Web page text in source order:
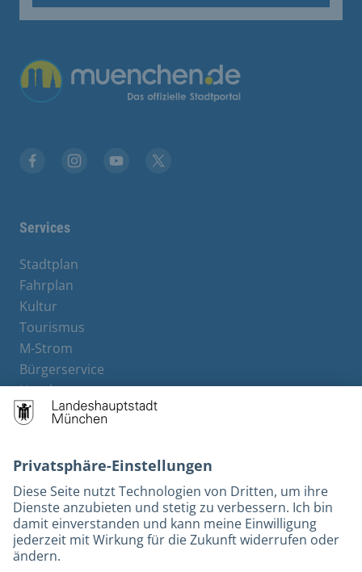
Übergreifende Links
Services
Stadtplan
Fahrplan
Kultur
Tourismus
M-Strom
Bürgerservice
Hotels
Barrierefreiheit
Leichte Sprache
Gebärdensprache
Datenschutz